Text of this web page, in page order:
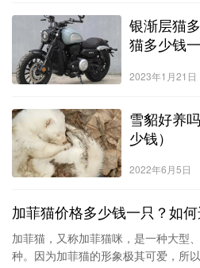
银渐层猫
猫多少钱
2023年1月21日
雪貂好养
少钱）
2022年6月5日
加菲猫价格多少钱一只？如
加菲猫，又称加菲猫咪，是一种大型
种。因为加菲猫的形象极其可爱，所